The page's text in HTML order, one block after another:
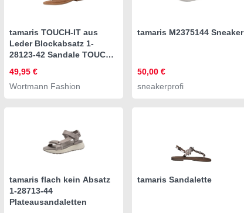
tamaris TOUCH-IT aus
Leder Blockabsatz 1-
28123-42 Sandale TOUCH-
49,95 €
Wortmann Fashion
tamaris M2375144 Sneaker
50,00 €
sneakerprofi
tamaris flach kein Absatz
1-28713-44
Plateausandaletten
tamaris Sandalette